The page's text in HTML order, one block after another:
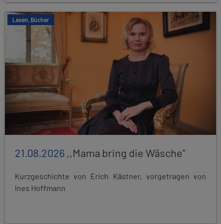
Lesen, Bücher
21.08.2026 ,,Mama bring die Wäsche"
Kurzgeschichte von Erich Kästner, vorgetragen von
Ines Hoffmann